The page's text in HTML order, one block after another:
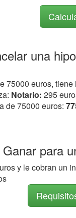
una
75000 euros,
Notario: 295
de 75000 euros:
para
y le cobran un